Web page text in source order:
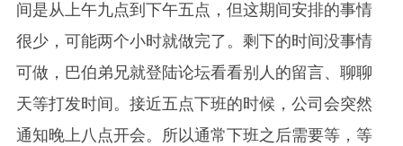
间是从上午九点到下午五点，但这期间安排的事情
很少，可能两个小时就做完了。剩下的时间没事情
可做，巴伯弟兄就登陆论坛看看别人的留言、聊聊
天等打发时间。接近五点下班的时候，公司会突然
通知晚上八点开会。所以通常下班之后需要等，等